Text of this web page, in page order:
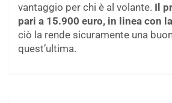
vantaggio per chi è al volante. Il
pari a 15.900 euro, in linea con
ciò la rende sicuramente una
quest’ultima.